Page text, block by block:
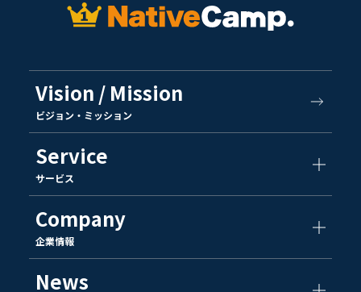
Vision / Mission
ビジョン・ミッション
Service
サービス
Company
企業情報
News